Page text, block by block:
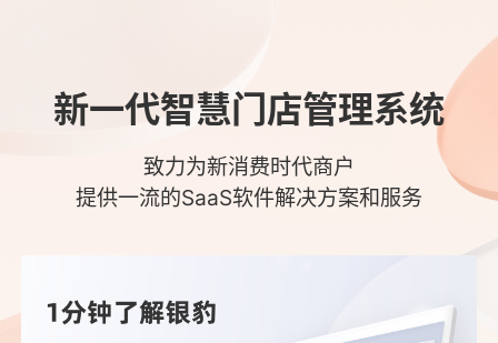
新一代智慧门店管理系统
致力为新消费时代商户
提供一流的SaaS软件解决方案和服务